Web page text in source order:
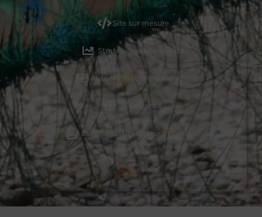
Site sur mesure
Stratégie web complète
Automatisation marketing
SEO avancé
Expérience utilisateur optimisée